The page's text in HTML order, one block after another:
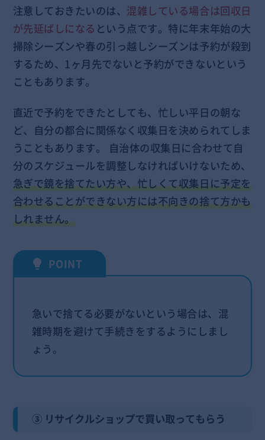
注意しておきたいのは、 混雑している場合は回収日
が先延ばしになる という点です。特に年末年始の大
掃除シーズンや春の引っ越しシーズンは予約が殺到
するため、1ヶ月先でないと予約ができないという
こともあります。
直近で予約をできたとしても、忙しい平日の朝な
ど、自分の都合に関係なく収集日を決められてしま
うこともあります。 自治体の収集日に合わせて自
分のスケジュールを調整しなければいけないため、
急ぎで鏡を捨てたい方や、忙しくて収集日に予定を
合わせることができない方には不向きの捨て方かも
しれません。
急いで捨てる必要がないという場合は、混
雑時期を避けて手続きをするようにしまし
ょう。
③ リサイクルショップで買い取ってもらう